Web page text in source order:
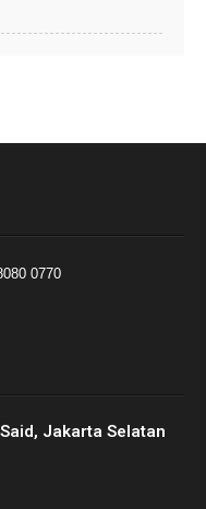
0770
Jakarta Selatan